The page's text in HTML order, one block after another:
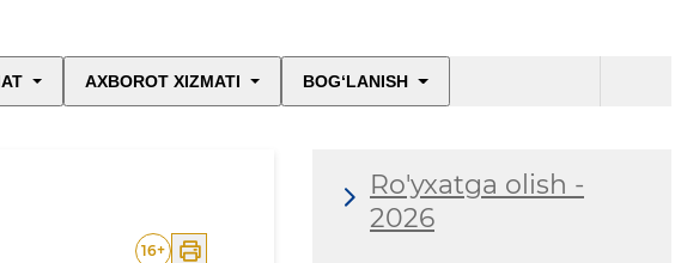
AXBOROT XIZMATI BOG‘LANISH
16+
Ro'yxatga olish -
2026